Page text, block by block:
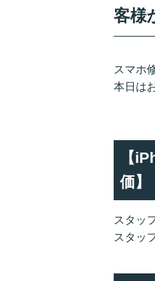
客様
スマホ
本日は
【
価】
スタッ
スタッ